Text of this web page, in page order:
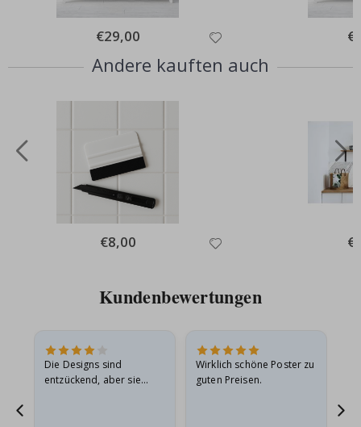
Special
Price
€29,00
Andere kauften auch
Special
Price
€8,00
Kundenbewertungen
Die Designs sind
entzückend, aber sie
Wirklich schöne Poster zu
guten Preisen.